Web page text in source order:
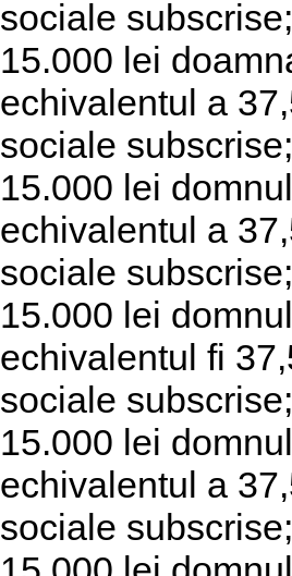
sociale subscrise;
15.000 lei
echivalentul a
sociale subscrise;
15.000 lei
echivalentul a
sociale subscrise;
15.000 lei
echivalentul fi
sociale subscrise;
15.000 lei
echivalentul a
sociale subscrise;